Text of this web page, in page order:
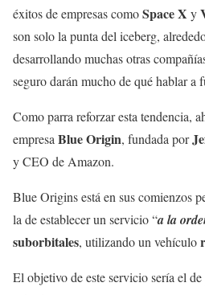
éxitos de empresas comoSpace X y
son solo la punta del iceberg,
desarrollando muchas otras
seguro darán mucho de qué hablar a
Como parra reforzar esta tendencia,
empresa Blue Origin, fundada por
y CEO de Amazon.
Blue Origins está en sus comienzos
la de establecer un servicio “a la
suborbitales, utilizando un vehículo
El objetivo de este servicio sería el